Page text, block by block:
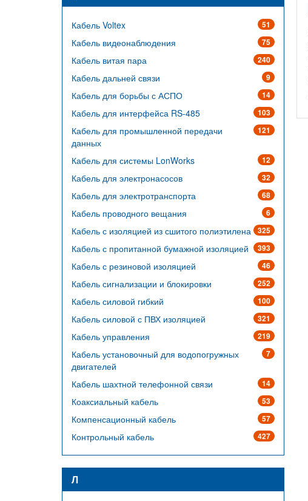
51
Кабель Voltex
75
Кабель видеонаблюдения
240
Кабель витая пара
9
Кабель дальней связи
14
Кабель для борьбы с АСПО
103
Кабель для интерфейса RS-485
121
Кабель для промышленной передачи
данных
12
Кабель для системы LonWorks
32
Кабель для электронасосов
68
Кабель для электротранспорта
6
Кабель проводного вещания
325
Кабель с изоляцией из сшитого полиэтилена
393
Кабель с пропитанной бумажной изоляцией
46
Кабель с резиновой изоляцией
252
Кабель сигнализации и блокировки
100
Кабель силовой гибкий
321
Кабель силовой с ПВХ изоляцией
219
Кабель управления
7
Кабель установочный для водопогружных
двигателей
14
Кабель шахтной телефонной связи
53
Коаксиальный кабель
57
Компенсационный кабель
427
Контрольный кабель
Л